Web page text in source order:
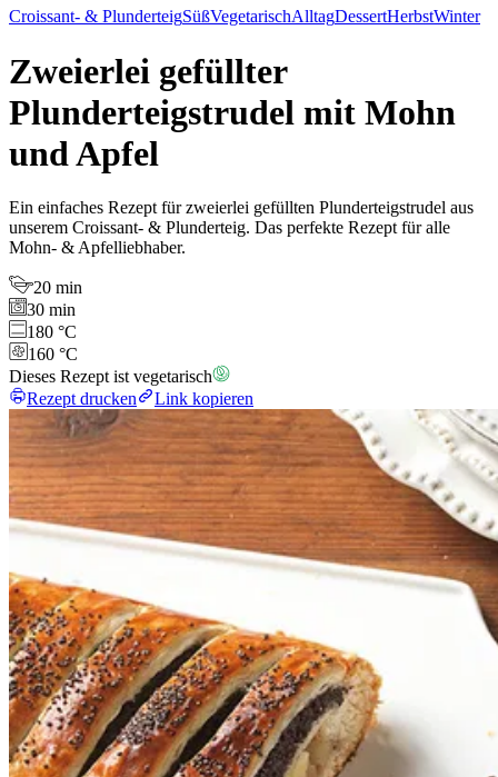
Croissant- & PlunderteigSüßVegetarischAlltagDessertHerbstWinter
Zweierlei gefüllter
Plunderteigstrudel mit Mohn
und Apfel
Ein einfaches Rezept für zweierlei gefüllten Plunderteigstrudel aus
unserem Croissant- & Plunderteig. Das perfekte Rezept für alle
Mohn- & Apfelliebhaber.
20 min
30 min
180 °C
160 °C
Dieses Rezept ist vegetarisch
Rezept drucken
Link kopieren